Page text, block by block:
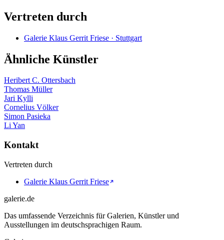
Vertreten durch
Galerie Klaus Gerrit Friese · Stuttgart
Ähnliche Künstler
Heribert C. Ottersbach
Thomas Müller
Jari Kylli
Cornelius Völker
Simon Pasieka
Li Yan
Kontakt
Vertreten durch
Galerie Klaus Gerrit Friese
galerie.de
Das umfassende Verzeichnis für Galerien, Künstler und
Ausstellungen im deutschsprachigen Raum.